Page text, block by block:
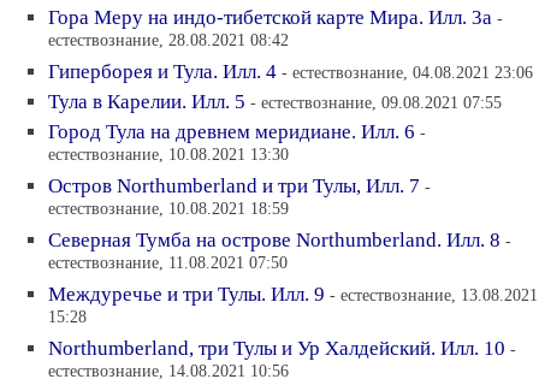
Гора Меру на индо-тибетской карте Мира. Илл. 3а -
естествознание, 28.08.2021 08:42
Гиперборея и Тула. Илл. 4 - естествознание, 04.08.2021 23:06
Тула в Карелии. Илл. 5 - естествознание, 09.08.2021 07:55
Город Тула на древнем меридиане. Илл. 6 -
естествознание, 10.08.2021 13:30
Остров Northumberland и три Тулы, Илл. 7 -
естествознание, 10.08.2021 18:59
Северная Тумба на острове Northumberland. Илл. 8 -
естествознание, 11.08.2021 07:50
Междуречье и три Тулы. Илл. 9 - естествознание, 13.08.2021
15:28
Northumberland, три Тулы и Ур Халдейский. Илл. 10 -
естествознание, 14.08.2021 10:56